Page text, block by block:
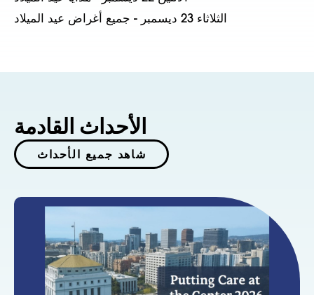
الثلاثاء 23 ديسمبر - جميع أغراض عيد الميلاد
الأحداث القادمة
شاهد جميع الأحداث